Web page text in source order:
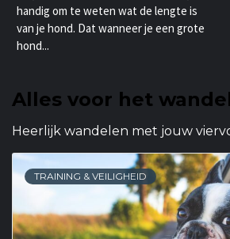
handig om te weten wat de lengte is
van je hond. Dat wanneer je een grote
hond...
Alles voor het
Heerlijk wandelen met jouw
TRAINING & VEILIGHEID